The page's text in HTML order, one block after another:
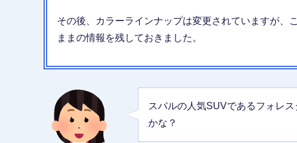
その後、カラーラインナップは変更されていますが、
ままの情報を残しておきました。
スバルの人気SUVであるフォレ
かな？